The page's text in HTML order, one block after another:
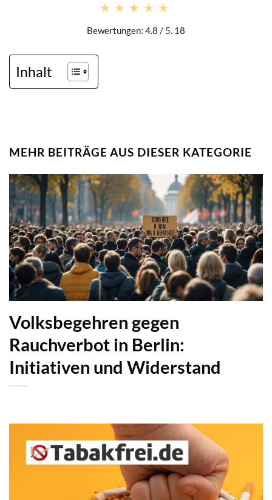
★★★★★
★★★★★
Bewertungen: 4.8 / 5. 18
Inhalt
MEHR BEITRÄGE AUS DIESER KATEGORIE
Volksbegehren gegen
Rauchverbot in Berlin:
Initiativen und Widerstand